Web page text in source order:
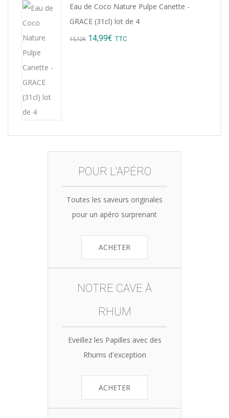
Eau de Coco Nature Pulpe Canette -
GRACE (31cl) lot de 4
15,12€ Original
14,99€ Current
TTC
POUR L'APÉRO
Toutes les saveurs originales
pour un apéro surprenant
ACHETER
NOTRE CAVE À
RHUM
Eveillez les Papilles avec des
Rhums d'exception
ACHETER